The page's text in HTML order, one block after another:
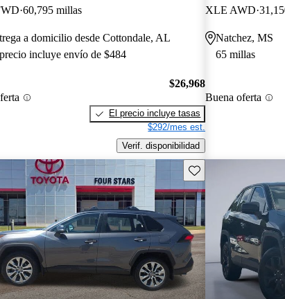
60,795 millas
a domicilio desde Cottondale, AL
incluye envío de $484
$26,968
El precio incluye tasas
$292/mes est.
Verif. disponibilidad
XLE AWD
Natchez, MS
65 millas
Buena oferta
Aviso Guarda este Aviso